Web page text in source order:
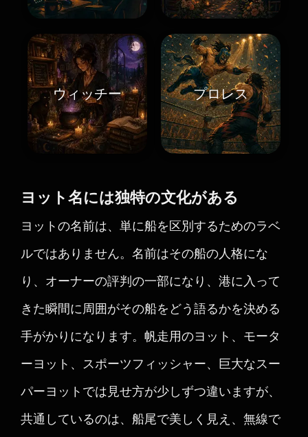
ウィッチー プロレス
ヨット名には独特の文化がある
ヨットの名前は、単に船を区別するためのラベ
ルではありません。名前はその船の人格にな
り、オーナーの評判の一部になり、港に入って
きた瞬間に周囲がその船をどう語るかを決める
手がかりになります。帆走用のヨット、モータ
ーヨット、スポーツフィッシャー、巨大なスー
パーヨットでは見せ方が少しずつ違いますが、
共通しているのは、船尾で美しく見え、無線で